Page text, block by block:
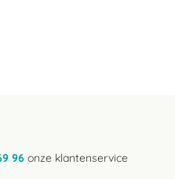
96 onze klantenservice